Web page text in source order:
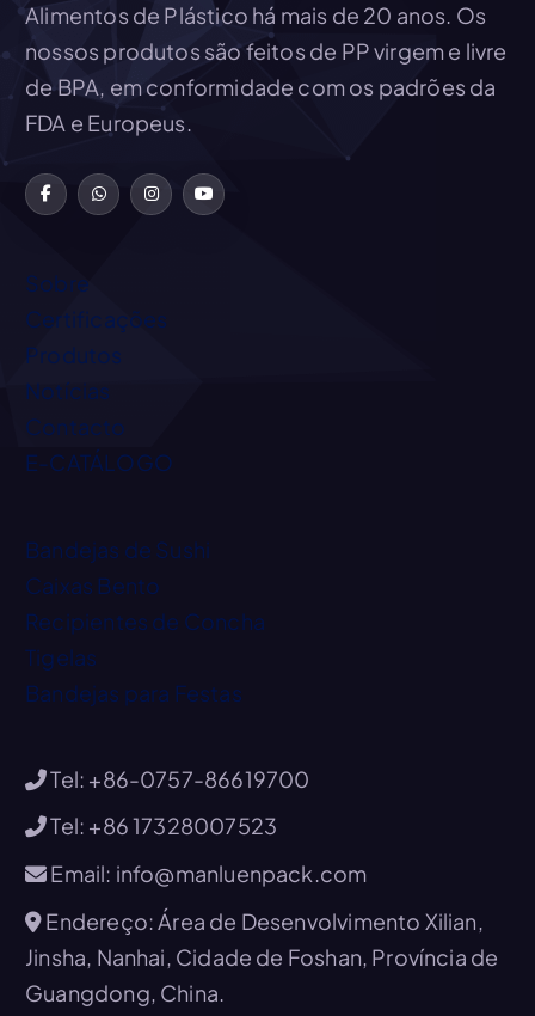
Alimentos de Plástico há mais de 20 anos. Os
nossos produtos são feitos de PP virgem e livre
de BPA, em conformidade com os padrões da
FDA e Europeus.
Sobre
Certificações
Produtos
Notícias
Contacto
E-CATÁLOGO
Bandejas de Sushi
Caixas Bento
Recipientes de Concha
Tigelas
Bandejas para Festas
Tel: +86-0757-86619700
Tel: +86 17328007523
Email: info@manluenpack.com
Endereço: Área de Desenvolvimento Xilian,
Jinsha, Nanhai, Cidade de Foshan, Província de
Guangdong, China.